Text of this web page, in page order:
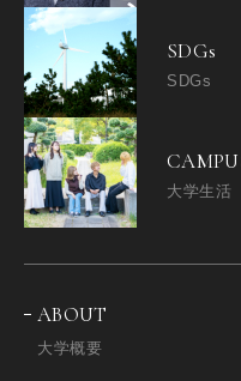
SDGs
SDGs
大学生活
ABOUT
大学概要